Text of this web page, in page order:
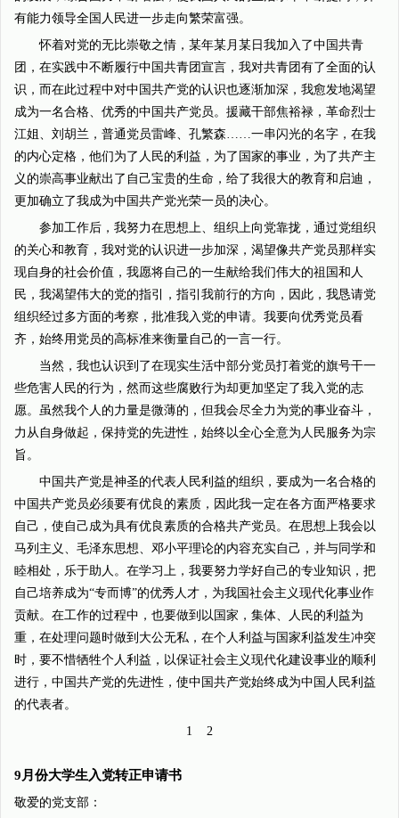
有能力领导全国人民进一步走向繁荣富强。
怀着对党的无比崇敬之情，某年某月某日我加入了中国共青
团，在实践中不断履行中国共青团宣言，我对共青团有了全面的认
识，而在此过程中对中国共产党的认识也逐渐加深，我愈发地渴望
成为一名合格、优秀的中国共产党员。援藏干部焦裕禄，革命烈士
江姐、刘胡兰，普通党员雷峰、孔繁森……一串闪光的名字，在我
的内心定格，他们为了人民的利益，为了国家的事业，为了共产主
义的崇高事业献出了自己宝贵的生命，给了我很大的教育和启迪，
更加确立了我成为中国共产党光荣一员的决心。
参加工作后，我努力在思想上、组织上向党靠拢，通过党组织
的关心和教育，我对党的认识进一步加深，渴望像共产党员那样实
现自身的社会价值，我愿将自己的一生献给我们伟大的祖国和人
民，我渴望伟大的党的指引，指引我前行的方向，因此，我恳请党
组织经过多方面的考察，批准我入党的申请。我要向优秀党员看
齐，始终用党员的高标准来衡量自己的一言一行。
当然，我也认识到了在现实生活中部分党员打着党的旗号干一
些危害人民的行为，然而这些腐败行为却更加坚定了我入党的志
愿。虽然我个人的力量是微薄的，但我会尽全力为党的事业奋斗，
力从自身做起，保持党的先进性，始终以全心全意为人民服务为宗
旨。
中国共产党是神圣的代表人民利益的组织，要成为一名合格的
中国共产党员必须要有优良的素质，因此我一定在各方面严格要求
自己，使自己成为具有优良素质的合格共产党员。在思想上我会以
马列主义、毛泽东思想、邓小平理论的内容充实自己，并与同学和
睦相处，乐于助人。在学习上，我要努力学好自己的专业知识，把
自己培养成为“专而博”的优秀人才，为我国社会主义现代化事业作
贡献。在工作的过程中，也要做到以国家，集体、人民的利益为
重，在处理问题时做到大公无私，在个人利益与国家利益发生冲突
时，要不惜牺牲个人利益，以保证社会主义现代化建设事业的顺利
进行，中国共产党的先进性，使中国共产党始终成为中国人民利益
的代表者。
1 2
9月份大学生入党转正申请书
敬爱的党支部：